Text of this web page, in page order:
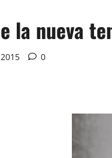
la nueva
0